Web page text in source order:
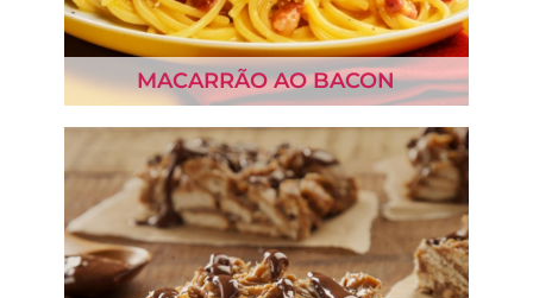
MACARRÃO AO BACON